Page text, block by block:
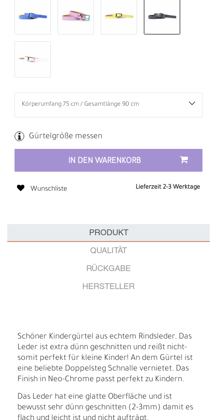
Gürtelgröße messen
IN DEN WARENKORB
Wunschliste Lieferzeit 2-3 Werktage
PRODUKT
QUALITÄT
RÜCKGABE
HERSTELLER
Schöner Kindergürtel aus echtem Rindsleder. Das
Leder ist extra dünn geschnitten und reißt nicht-
somit perfekt für kleine Kinder! An dem Gürtel ist
eine beliebte Doppelsteg Schnalle vernietet. Das
Finish in Neo-Chrome passt perfekt zu Kindern.
Das Leder hat eine glatte Oberfläche und ist
bewusst sehr dünn geschnitten (2-3mm) damit es